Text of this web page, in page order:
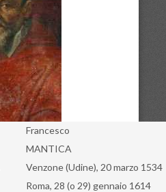
Francesco
MANTICA
Venzone (Udine), 20 marzo 1534
Roma, 28 (o 29) gennaio 1614